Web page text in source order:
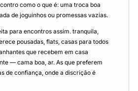
como o que é: uma troca boa
de joguinhos ou promessas vazias.
para encontros assim. tranquila,
pousadas, flats, casas para todos
que recebem em casa
— cama boa, ar. As que preferem
de confiança, onde a discrição é